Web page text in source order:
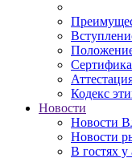
Кодекс
Новости
Новости
Новости
В гостях